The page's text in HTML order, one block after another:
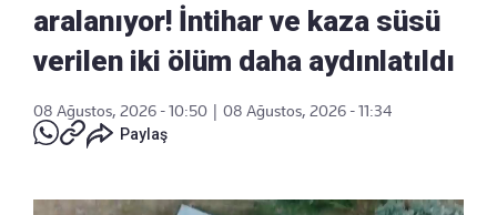
aralanıyor! İntihar ve kaza süsü
verilen iki ölüm daha aydınlatıldı
08 Ağustos, 2026 - 10:50
08 Ağustos, 2026 - 11:34
Paylaş